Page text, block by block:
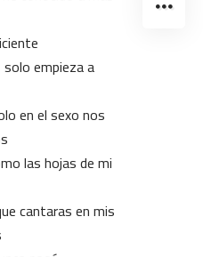
empieza a
en el sexo nos
las hojas de mi
cantaras en mis